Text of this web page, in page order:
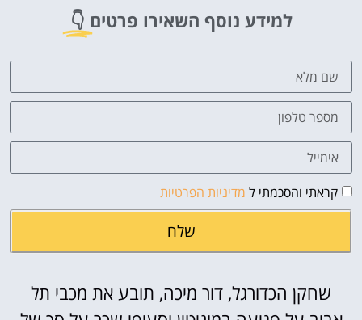
למידע נוסף השאירו פרטים 👇
קראתי והסכמתי ל מדיניות הפרטיות
שלח
שחקן הכדורגל, דור מיכה, תובע את מכבי תל